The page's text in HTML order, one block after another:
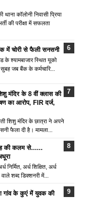
थाना कॉलोनी निवासी प्रिया
की परीक्षा में सफलता
में चोरी से फैली सनसनी
के श्यामबाजार स्थित यूको
जब बैंक के कर्मचारि...
मंदिर के 8 वीं क्लास की
का आरोप, FIR दर्ज,
शिशु मंदिर के छात्रा ने अपने
फैला दी है। मामला...
की कलम से......
निर्मित, अर्ध शिक्षित, अर्ध
शब्द डिक्शनरी में...
गांव के कुएं में युवक की